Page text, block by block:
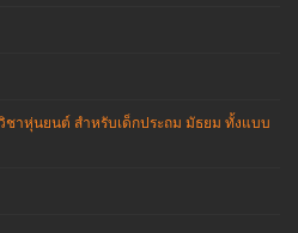
ชาหุ่นยนต์ สำหรับเด็กประถม มัธยม ทั้งแบบ